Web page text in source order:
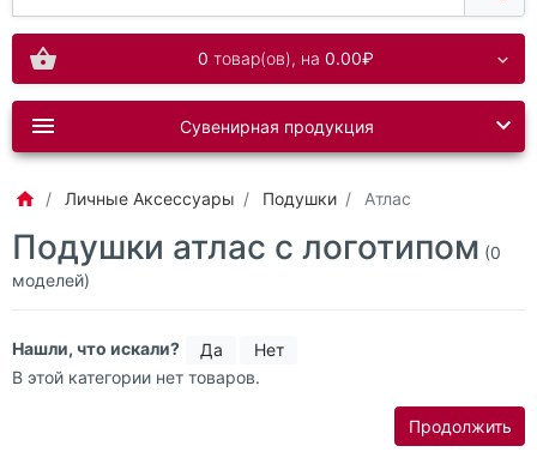
0 товар(ов), на 0.00₽
Сувенирная продукция
Личные Аксессуары Подушки Атлас
Подушки атлас с логотипом (0
моделей)
Нашли, что искали? Да
Нет
В этой категории нет товаров.
Продолжить